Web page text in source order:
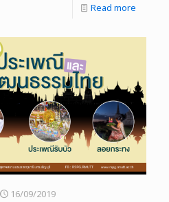
Read more
16/09/2019